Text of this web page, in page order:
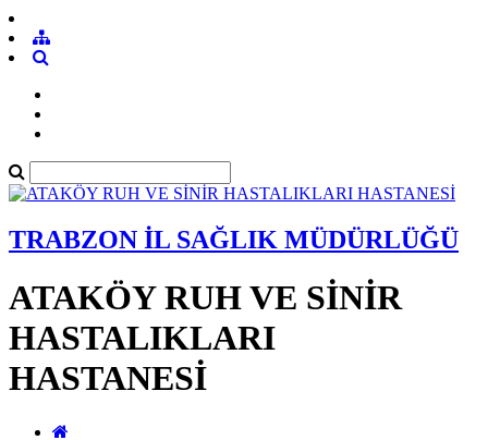
TRABZON İL SAĞLIK MÜDÜRLÜĞÜ
ATAKÖY RUH VE SİNİR
HASTALIKLARI
HASTANESİ